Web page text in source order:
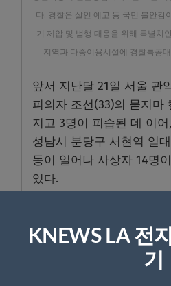
다. 경찰은 살인 예고 등 국민 불안감
기 제압 및 범행 대응을 위해 특별치
지역과 다중이용시설에 경찰특공
앞서 지난달 21일 서울 관
피의자 조선(33)의 묻지마
지고 3명이 피습된 데 이
성남시 분당구 서현역 일
동이 일어나 사상자 14명
있다.
남성이 휘두른 흉기에 피
전국 곳곳에서 흉기를 든
신고가 빗발치기도 했다.
KNEWS LA 전
기